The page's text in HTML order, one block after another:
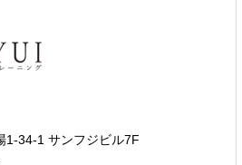
1-34-1 サンフジビル7F